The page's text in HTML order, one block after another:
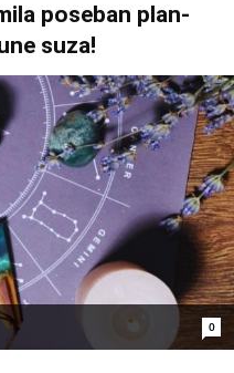
poseban plan-
suza!
0